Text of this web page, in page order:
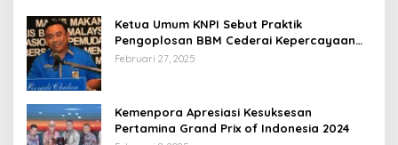
Ketua Umum KNPI Sebut Praktik
Pengoplosan BBM Cederai Kepercayaan
Masyarakat
Februari 27, 2025
Kemenpora Apresiasi Kesuksesan
Pertamina Grand Prix of Indonesia 2024